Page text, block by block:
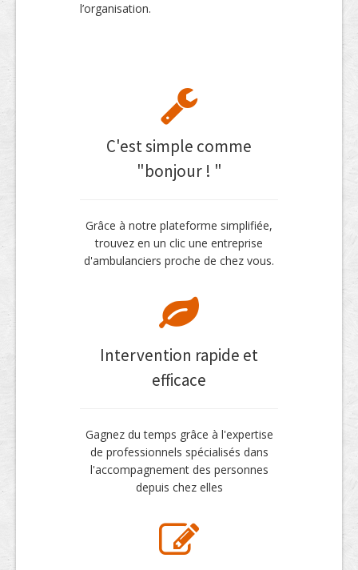
l’organisation.
C'est simple comme
"bonjour ! "
Grâce à notre plateforme simplifiée,
trouvez en un clic une entreprise
d'ambulanciers proche de chez vous.
Intervention rapide et
efficace
Gagnez du temps grâce à l'expertise
de professionnels spécialisés dans
l'accompagnement des personnes
depuis chez elles